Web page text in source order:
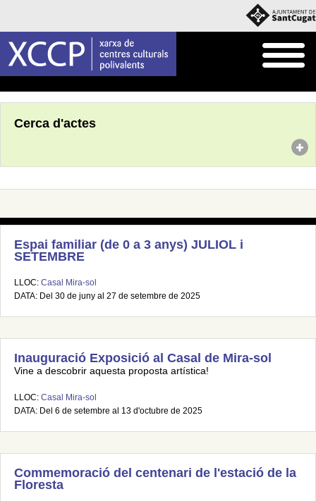
Cerca d'actes
Espai familiar (de 0 a 3 anys) JULIOL i
SETEMBRE
LLOC: Casal Mira-sol
DATA: Del 30 de juny al 27 de setembre de 2025
Inauguració Exposició al Casal de Mira-sol
Vine a descobrir aquesta proposta artística!
LLOC: Casal Mira-sol
DATA: Del 6 de setembre al 13 d'octubre de 2025
Commemoració del centenari de l'estació de la
Floresta